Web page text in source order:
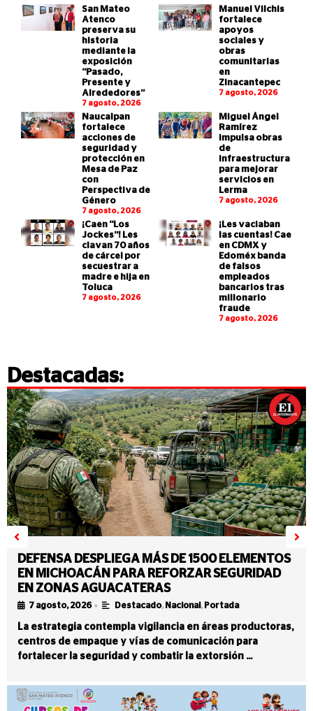
San Mateo
Atenco
preserva su
historia
mediante la
exposición
“Pasado,
Presente y
Alrededores”
7 agosto, 2026
Manuel Vilchis
fortalece
apoyos
sociales y
obras
comunitarias
en
Zinacantepec
7 agosto, 2026
Naucalpan
fortalece
acciones de
seguridad y
protección en
Mesa de Paz
con
Perspectiva de
Género
7 agosto, 2026
Miguel Ángel
Ramírez
impulsa obras
de
infraestructura
para mejorar
servicios en
Lerma
7 agosto, 2026
¡Caen “Los
Jockes”! Les
clavan 70 años
de cárcel por
secuestrar a
madre e hija en
Toluca
7 agosto, 2026
¡Les vaciaban
las cuentas! Cae
en CDMX y
Edoméx banda
de falsos
empleados
bancarios tras
millonario
fraude
7 agosto, 2026
Destacadas:
DEFENSA DESPLIEGA MÁS DE 1500 ELEMENTOS
EN MICHOACÁN PARA REFORZAR SEGURIDAD
EN ZONAS AGUACATERAS
7 agosto, 2026 • Destacado, Nacional , Portada
La estrategia contempla vigilancia en áreas productoras,
centros de empaque y vías de comunicación para
fortalecer la seguridad y combatir la extorsión …